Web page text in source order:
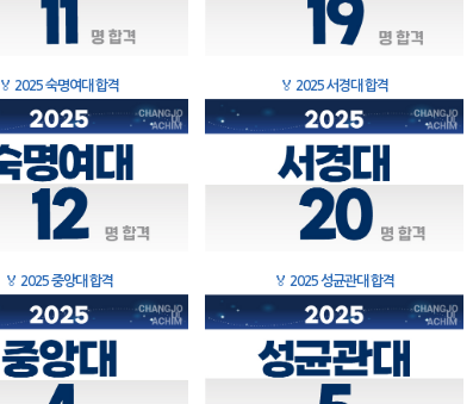
🏅 2025 숙명여대 합격 🏅 2025 서경대 합격
🏅 2025 중앙대 합격 🏅 2025 성균관대 합격